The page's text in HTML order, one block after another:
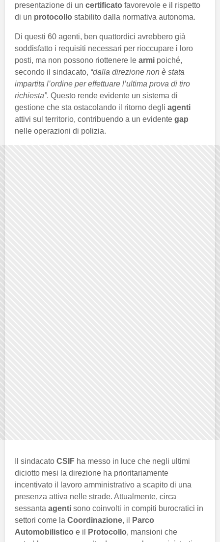
presentazione di un certificato favorevole e il rispetto
di un protocollo stabilito dalla normativa autonoma.
Di questi 60 agenti, ben quattordici avrebbero già
soddisfatto i requisiti necessari per rioccupare i loro
posti, ma non possono riottenere le armi poiché,
secondo il sindacato, “dalla direzione non è stata
impartita l’ordine per effettuare l’ultima prova di tiro
richiesta”. Questo rende evidente un sistema di
gestione che sta ostacolando il ritorno degli agenti
attivi sul territorio, contribuendo a un evidente gap
nelle operazioni di polizia.
Il sindacato CSIF ha messo in luce che negli ultimi
diciotto mesi la direzione ha prioritariamente
incentivato il lavoro amministrativo a scapito di una
presenza attiva nelle strade. Attualmente, circa
sessanta agenti sono coinvolti in compiti burocratici in
settori come la Coordinazione, il
Parco
Automobilistico e il Protocollo, mansioni che